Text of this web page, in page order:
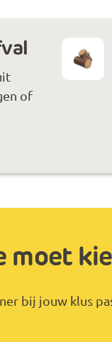
of
moet
bij jouw klus